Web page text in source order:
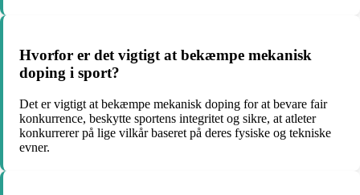
Hvorfor er det vigtigt at bekæmpe mekanisk
doping i sport?
Det er vigtigt at bekæmpe mekanisk doping for at bevare fair
konkurrence, beskytte sportens integritet og sikre, at atleter
konkurrerer på lige vilkår baseret på deres fysiske og tekniske
evner.